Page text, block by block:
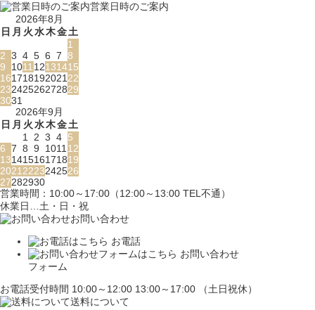
営業日時のご案内
2026年8月
日 月 火水木金土
1
2 3 4 5 6 7 8
9
101112131415
16171819202122
23242526272829
3031
2026年9月
日 月 火水木金土
1 2 3 4 5
6 7 8 9 101112
13141516171819
20212223242526
27282930
営業時間：10:00～17:00（12:00～13:00 TEL不通）
休業日…土・日・祝
お問い合わせ
お電話
お問い合わせ
フォーム
お電話受付時間 10:00～12:00 13:00～17:00 （土日祝休）
送料について